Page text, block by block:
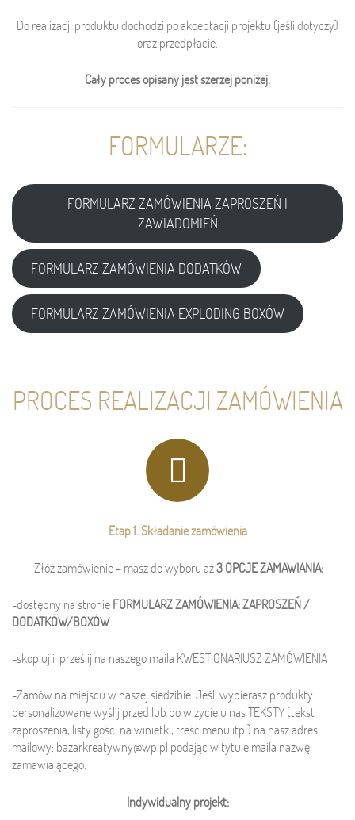
Do realizacji produktu dochodzi po akceptacji projektu (jeśli dotyczy)
oraz przedpłacie.
Cały proces opisany jest szerzej poniżej.
FORMULARZE:
FORMULARZ ZAMÓWIENIA ZAPROSZEŃ I
ZAWIADOMIEŃ
FORMULARZ ZAMÓWIENIA DODATKÓW
FORMULARZ ZAMÓWIENIA EXPLODING BOXÓW
PROCES REALIZACJI ZAMÓWIENIA
Etap 1. Składanie zamówienia
Złóż zamówienie – masz do wyboru aż3 OPCJE ZAMAWIANIA:
-dostępny na stronie FORMULARZ ZAMÓWIENIA: ZAPROSZEŃ /
DODATKÓW/BOXÓW
-skopiuj i prześlij na naszego maila KWESTIONARIUSZ ZAMÓWIENIA
-Zamów na miejscu w naszej siedzibie. Jeśli wybierasz produkty
personalizowane wyślij przed lub po wizycie u nas TEKSTY (tekst
zaproszenia, listy gości na winietki, treść menu itp.) na nasz adres
mailowy: bazarkreatywny@wp.pl podając w tytule maila nazwę
zamawiającego.
Indywidualny projekt: